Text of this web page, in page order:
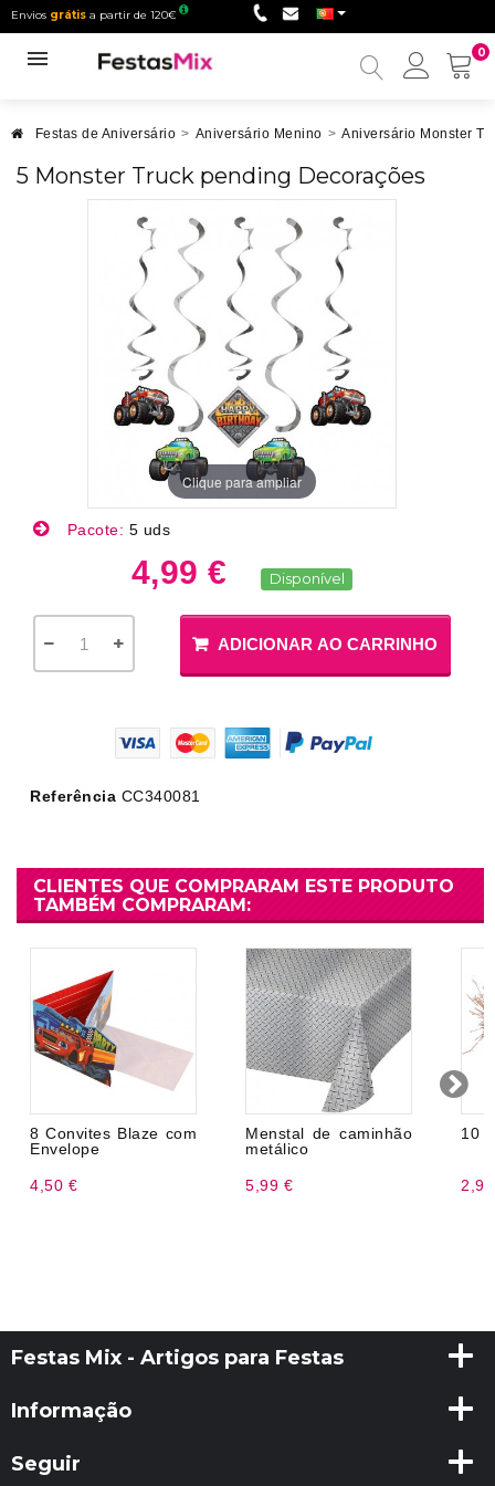
Envios grátis a partir de 120€
0
Minha
Festas de Aniversário > Aniversário Menino > Aniversário Monster
5 Monster Truck pending Decorações
Clique para ampliar
Pacote: 5 uds
4,99 € Disponível
ADICIONAR AO CARRINHO
Referência CC340081
CLIENTES QUE COMPRARAM ESTE PRODUTO
TAMBÉM COMPRARAM:
8 Convites Blaze com
Envelope
4,50 €
Menstal de caminhão
metálico
5,99 €
10
Festas Mix - Artigos para Festas
Informação
Seguir